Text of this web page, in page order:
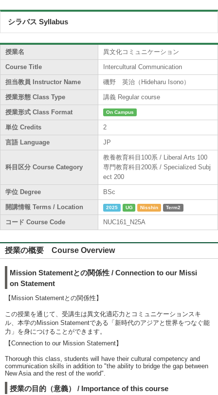
シラバス Syllabus
授業名 異文化コミュニケーション
Course Title Intercultural Communication
担当教員 Instructor Name 磯野 英治（Hideharu Isono）
授業形態 Class Type 講義 Regular course
授業形式 Class Format On Campus
単位 Credits 2
言語 Language JP
科目区分 Course Category
教養教育科目100系 / Liberal Arts 100
専門教育科目200系 / Specialized Subj
ect 200
学位 Degree BSc
開講情報 Terms / Location 2025 UG Nisshin Term2
コード Course Code NUC161_N25A
授業の概要 Course Overview
Mission Statementとの関係性 / Connection to our Missi
on Statement
【Mission Statementとの関係性】
この授業を通じて、受講生は異文化適応力とコミュニケーションスキ
ル、本学のMission Statementである「新時代のアジアと世界をつなぐ能
力」を身につけることができます。
【Connection to our Mission Statement】
Thorough this class, students will have their cultural competency and
communication skills in addition to "the ability to bridge the gap between
New Asia and the rest of the world".
授業の目的（意義） / Importance of this course